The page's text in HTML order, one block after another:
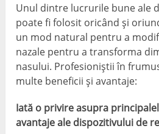
Unul dintre lucrurile bune ale
poate fi folosit oricând și
un mod natural pentru a
nazale pentru a transforma
nasului. Profesioniștii în
multe beneficii și avantaje:
Iată o privire asupra
avantaje ale dispozitivului de